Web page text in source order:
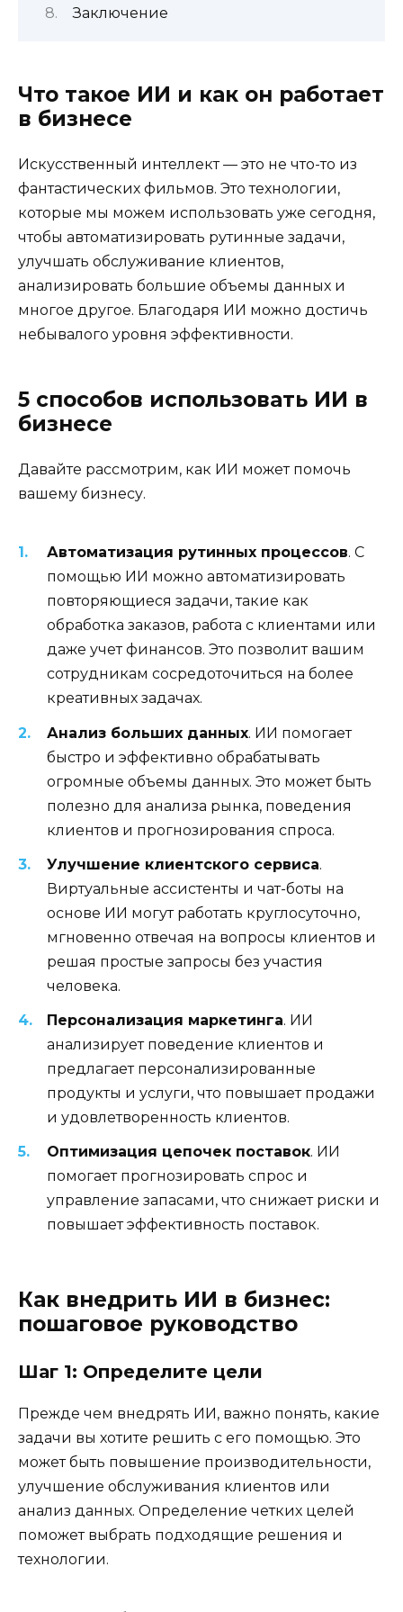
Заключение
Что такое ИИ и как он работает
в бизнесе
Искусственный интеллект — это не что-то из
фантастических фильмов. Это технологии,
которые мы можем использовать уже сегодня,
чтобы автоматизировать рутинные задачи,
улучшать обслуживание клиентов,
анализировать большие объемы данных и
многое другое. Благодаря ИИ можно достичь
небывалого уровня эффективности.
5 способов использовать ИИ в
бизнесе
Давайте рассмотрим, как ИИ может помочь
вашему бизнесу.
Автоматизация рутинных процессов. С
помощью ИИ можно автоматизировать
повторяющиеся задачи, такие как
обработка заказов, работа с клиентами или
даже учет финансов. Это позволит вашим
сотрудникам сосредоточиться на более
креативных задачах.
Анализ больших данных. ИИ помогает
быстро и эффективно обрабатывать
огромные объемы данных. Это может быть
полезно для анализа рынка, поведения
клиентов и прогнозирования спроса.
Улучшение клиентского сервиса.
Виртуальные ассистенты и чат-боты на
основе ИИ могут работать круглосуточно,
мгновенно отвечая на вопросы клиентов и
решая простые запросы без участия
человека.
Персонализация маркетинга. ИИ
анализирует поведение клиентов и
предлагает персонализированные
продукты и услуги, что повышает продажи
и удовлетворенность клиентов.
Оптимизация цепочек поставок. ИИ
помогает прогнозировать спрос и
управление запасами, что снижает риски и
повышает эффективность поставок.
Как внедрить ИИ в бизнес:
пошаговое руководство
Шаг 1: Определите цели
Прежде чем внедрять ИИ, важно понять, какие
задачи вы хотите решить с его помощью. Это
может быть повышение производительности,
улучшение обслуживания клиентов или
анализ данных. Определение четких целей
поможет выбрать подходящие решения и
технологии.